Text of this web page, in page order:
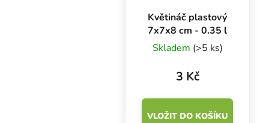
Květináč plastový
7x7x8 cm - 0.35 l
Skladem (>5 ks)
3 Kč
VLOŽIT DO KOŠÍKU